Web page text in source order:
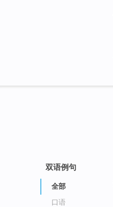
双语例句
全部
口语